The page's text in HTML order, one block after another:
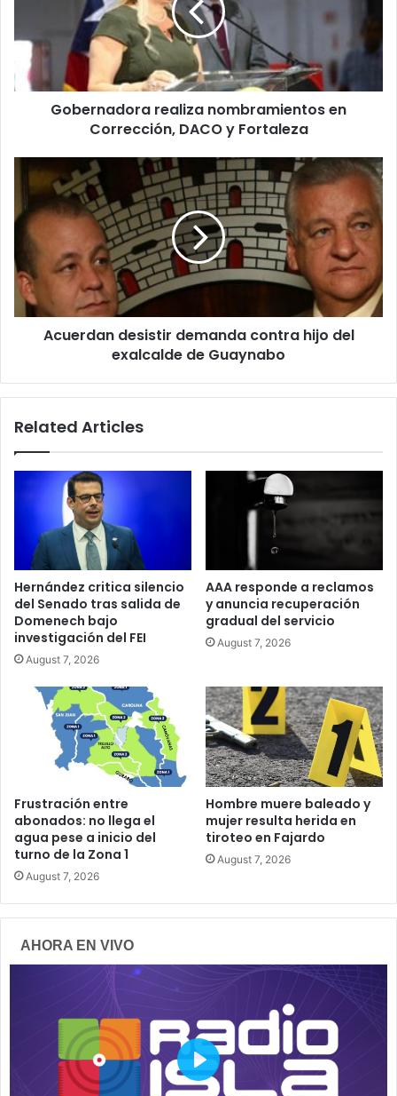
Fortaleza
Gobernadora realiza nombramientos en
Corrección, DACO y Fortaleza
desistir
demanda
contra
hijo
del
exalcalde
de
Guaynabo
Acuerdan desistir demanda contra hijo del
exalcalde de Guaynabo
Related Articles
Hernández critica silencio
del Senado tras salida de
Domenech bajo
investigación del FEI
August 7, 2026
AAA responde a reclamos
y anuncia recuperación
gradual del servicio
August 7, 2026
Frustración entre
abonados: no llega el
agua pese a inicio del
turno de la Zona 1
August 7, 2026
Hombre muere baleado y
mujer resulta herida en
tiroteo en Fajardo
August 7, 2026
AHORA EN VIVO
P